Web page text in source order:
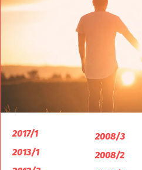
2017/1
2013/1
2008/3
2008/2